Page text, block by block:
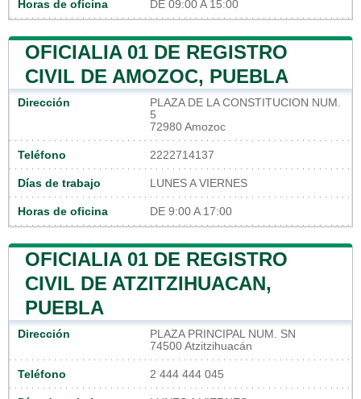
Horas de oficina DE 09:00 A 15:00
OFICIALIA 01 DE REGISTRO
CIVIL DE AMOZOC, PUEBLA
Dirección
PLAZA DE LA CONSTITUCION NUM.
5
72980 Amozoc
Teléfono 2222714137
Días de trabajo LUNES A VIERNES
Horas de oficina DE 9:00 A 17:00
OFICIALIA 01 DE REGISTRO
CIVIL DE ATZITZIHUACAN,
PUEBLA
Dirección
PLAZA PRINCIPAL NUM. SN
74500 Atzitzihuacán
Teléfono 2 444 444 045